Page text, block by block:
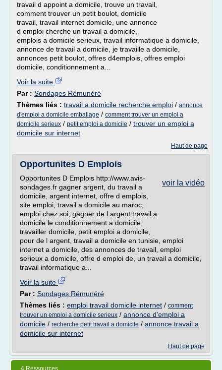
travail d appoint a domicile, trouve un travail,
comment trouver un petit boulot, domicile
travail, travail internet domicile, une annonce
d emploi cherche un travail a domicile,
emplois a domicile serieux, travail informatique a domicile,
annonce de travail a domicile, je travaille a domicile,
annonces petit boulot, offres d4emplois, offres emploi
domicile, conditionnement a...
Voir la suite
Par : Sondages Rémunéré
Thèmes liés : travail a domicile recherche emploi / annonce
d'emploi a domicile emballage / comment trouver un emploi a
domicile serieux / petit emploi a domicile / trouver un emploi a
domicile sur internet
Haut de page
Opportunites D Emplois
voir la vidéo
Opportunites D Emplois http://www.avis-
sondages.fr gagner argent, du travail a
domicile, argent internet, offre d emplois,
site emploi, travail a domicile au maroc,
emploi chez soi, gagner de l argent travail a
domicile le conditionnement a domicile,
travailler domicile, petit emploi a domicile,
pour de l argent, travail a domicile en tunisie, emploi
internet a domicile, des annonces de travail, emploi
serieux a domicile, offre d emploi de, un travail a domicile,
travail informatique a...
Voir la suite
Par : Sondages Rémunéré
Thèmes liés : emploi travail domicile internet / comment
trouver un emploi a domicile serieux / annonce d'emploi a
domicile / recherche petit travail a domicile / annonce travail a
domicile sur internet
Haut de page
4 Ressources